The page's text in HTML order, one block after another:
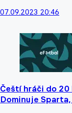
07.09.2023 20:46
Čeští hráči do
Dominuje